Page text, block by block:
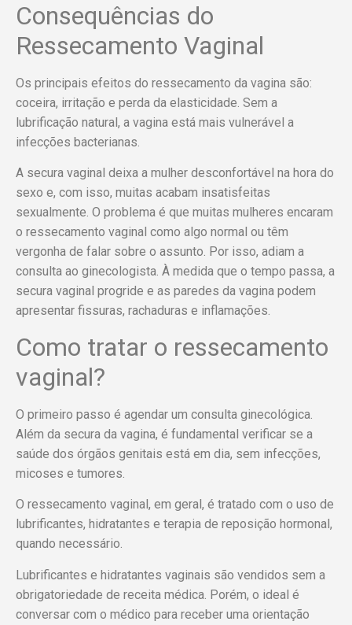
Consequências do
Ressecamento Vaginal
Os principais efeitos do ressecamento da vagina são:
coceira, irritação e perda da elasticidade. Sem a
lubrificação natural, a vagina está mais vulnerável a
infecções bacterianas.
A secura vaginal deixa a mulher desconfortável na hora do
sexo e, com isso, muitas acabam insatisfeitas
sexualmente. O problema é que muitas mulheres encaram
o ressecamento vaginal como algo normal ou têm
vergonha de falar sobre o assunto. Por isso, adiam a
consulta ao ginecologista. À medida que o tempo passa, a
secura vaginal progride e as paredes da vagina podem
apresentar fissuras, rachaduras e inflamações.
Como tratar o ressecamento
vaginal?
O primeiro passo é agendar um consulta ginecológica.
Além da secura da vagina, é fundamental verificar se a
saúde dos órgãos genitais está em dia, sem infecções,
micoses e tumores.
O ressecamento vaginal, em geral, é tratado com o uso de
lubrificantes, hidratantes e terapia de reposição hormonal,
quando necessário.
Lubrificantes e hidratantes vaginais são vendidos sem a
obrigatoriedade de receita médica. Porém, o ideal é
conversar com o médico para receber uma orientação